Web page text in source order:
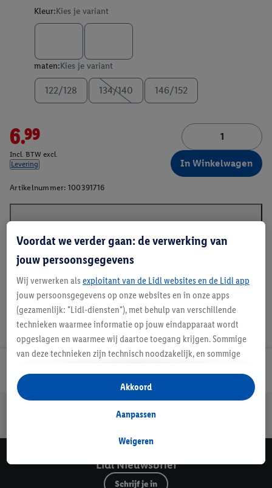
Kleur:Kies je variant
maten:Kies je variant
122/128 134/140 146/152
6.99
Incl. BTW excl.
Levering
In Winkelwagen
Artikelnummer: 100391716
Veilig winkelen
Lidl Nieuwsbrief
Schrijf je in
Voordat we verder gaan: de verwerking van
jouw persoonsgegevens
Wij verwerken als exploitant van de Lidl websites en de Lidl app
jouw persoonsgegevens op onze websites en in onze apps
(gezamenlijk: "Lidl-diensten"), met behulp van verschillende
technieken waarmee informatie op jouw eindapparaat wordt
opgeslagen en waarmee wij daartoe toegang krijgen. Sommige
van deze technieken zijn technisch noodzakelijk, en sommige
opslaan van voorkeursinstellingen, het verzamelen en
analyseren van statistieken of voor het tonen van
gepersonaliseerde reclame binnen en buiten de Lidl-diensten.
gegevens over jouw aankoopgedrag in de winkel ook voor de
Als je hier toestemming geeft aan ons voor het personaliseren
van reclame en als je vervolgens een Lidl Plus-account
Weigeren
Aanpassen
Akkoord